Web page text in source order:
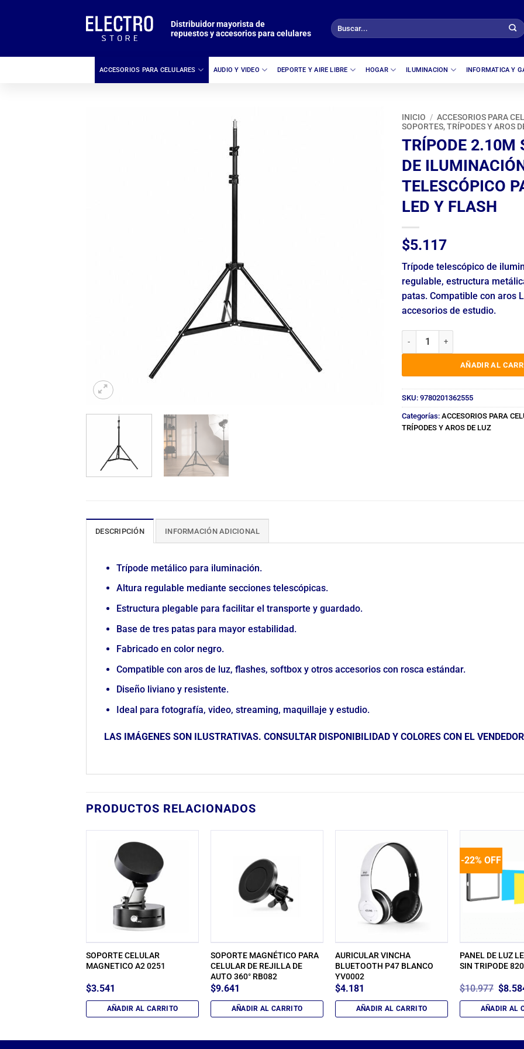
Distribuidor mayorista de
repuestos y accesorios para celulares
Buscar
por:
ACCESORIOS PARA CELULARES AUDIO Y VIDEO DEPORTE Y AIRE LIBRE HOGAR ILUMINACION INFORMATICA Y
INICIO / ACCESORIOS PARA
SOPORTES, TRÍPODES Y AROS
TRÍPODE 2.10M
DE
TELESCÓPICO
LED Y FLASH
$5.117
Trípode telescópico de
regulable, estructura
patas. Compatible con aros
accesorios de estudio.
TRÍPODE 2.10M SOPORTE DE
AÑADIR AL
SKU: 9780201362555
Categorías: ACCESORIOS PARA
TRÍPODES Y AROS DE LUZ
DESCRIPCIÓN INFORMACIÓN ADICIONAL
Trípode metálico para iluminación.
Altura regulable mediante secciones telescópicas.
Estructura plegable para facilitar el transporte y guardado.
Base de tres patas para mayor estabilidad.
Fabricado en color negro.
Compatible con aros de luz, flashes, softbox y otros accesorios con rosca estándar.
Diseño liviano y resistente.
Ideal para fotografía, video, streaming, maquillaje y estudio.
LAS IMÁGENES SON ILUSTRATIVAS. CONSULTAR DISPONIBILIDAD Y COLORES CON EL
PRODUCTOS RELACIONADOS
SOPORTE CELULAR
MAGNETICO A2 0251
$3.541
AÑADIR AL CARRITO
SOPORTE MAGNÉTICO PARA
CELULAR DE REJILLA DE
AUTO 360° RB082
$9.641
AÑADIR AL CARRITO
AURICULAR VINCHA
BLUETOOTH P47 BLANCO
YV0002
$4.181
AÑADIR AL CARRITO
-22% OFF
PANEL DE LUZ
SIN TRIPODE
$10.977 El
precio
era:
$
AÑADIR AL